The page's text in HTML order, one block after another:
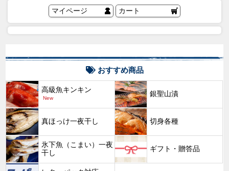
マイページ カート
おすすめ商品
高級魚キンキン
New
銀聖山漬
真ほっけ一夜干し 切身各種
氷下魚（こまい）一夜
干し
ギフト・贈答品